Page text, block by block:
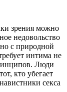
зрения можно
недовольство
с природной
интима не
Люди
кто убегает
секса